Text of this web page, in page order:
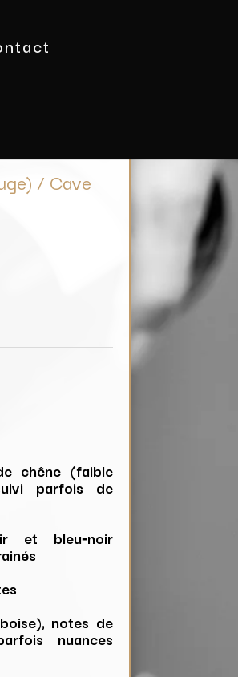
/ Cave
chêne (faible
parfois de
et bleu‑noir
notes de
nuances